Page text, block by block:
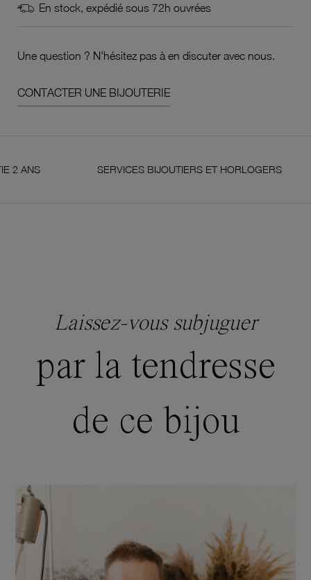
En stock, expédié sous 72h ouvrées
Une question ? N'hésitez pas à en discuter avec nous.
CONTACTER UNE BIJOUTERIE
SERVICES BIJOUTIERS ET HORLOGERS
Laissez-vous subjuguer
par la tendresse
de ce bijou